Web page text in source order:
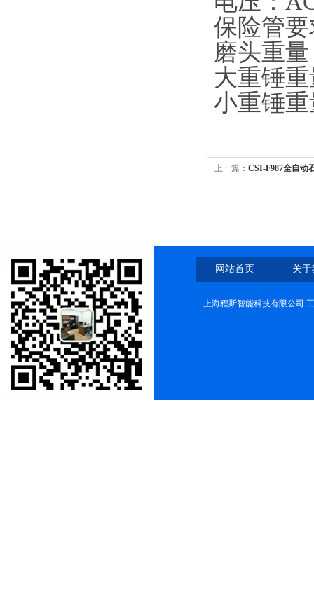
保险管
磨头重量
大重锤
小重锤
上一篇： CSI-F987全自动
网站首页 关
上海程斯智能科技有限公司